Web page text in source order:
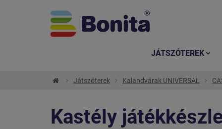
Játszóterek Kalandvárak UNIVERSAL
Kastély
JÁTSZÓTEREK